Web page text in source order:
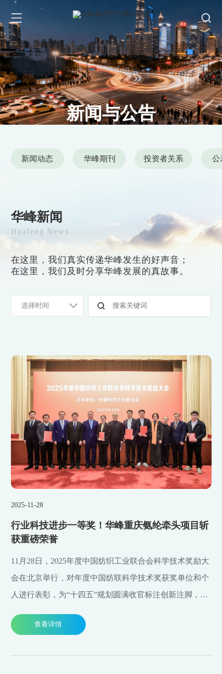
新闻与公告
新闻动态 华峰期刊 投资者关系 公
华峰新闻
Huafeng News
在这里，我们真实传递华峰发生的好声音；
在这里，我们及时分享华峰发展的真故事。
选择时间
2025-11-28
行业科技进步一等奖！华峰重庆氨纶牵头项目斩
获重磅荣誉
11月28日，2025年度中国纺织工业联合会科学技术奖励大
会在北京举行，对年度中国纺联科学技术奖获奖单位和个
人进行表彰，为“十四五”规划圆满收官标注创新注脚，
查看详情